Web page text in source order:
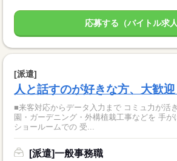
応募する（バイトル求人
[派遣]
人と話すのが好きな方、大歓迎
■来客対応からデータ入力まで コミュ力が活
園・ガーデニング・外構植栽工事などを 手が
ショールームでの 受...
[派遣]一般事務職